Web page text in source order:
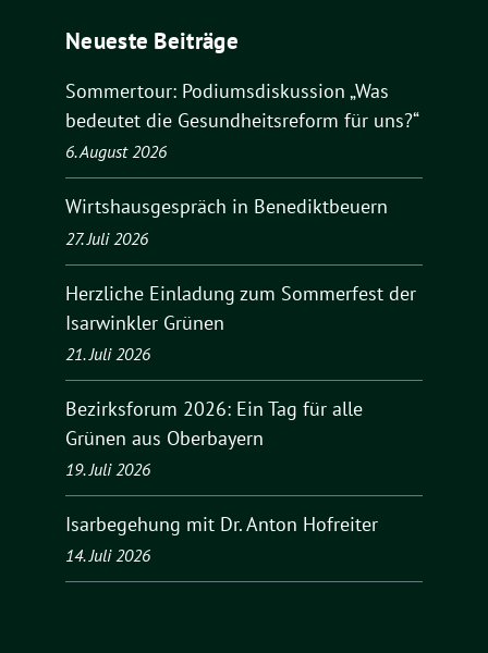
Neueste Beiträge
Sommertour: Podiumsdiskussion „Was
bedeutet die Gesundheitsreform für uns?“
6. August 2026
Wirtshausgespräch in Benediktbeuern
27. Juli 2026
Herzliche Einladung zum Sommerfest der
Isarwinkler Grünen
21. Juli 2026
Bezirksforum 2026: Ein Tag für alle
Grünen aus Oberbayern
19. Juli 2026
Isarbegehung mit Dr. Anton Hofreiter
14. Juli 2026